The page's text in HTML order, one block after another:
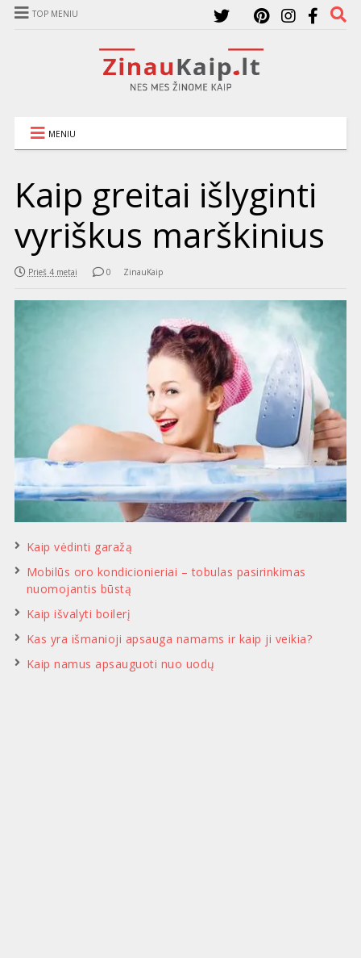
TOP MENIU
MENIU
Kaip greitai išlyginti
vyriškus marškinius
Prieš 4 metai 0 ZinauKaip
Kaip vėdinti garažą
Mobilūs oro kondicionieriai – tobulas pasirinkimas
nuomojantis būstą
Kaip išvalyti boilerį
Kas yra išmanioji apsauga namams ir kaip ji veikia?
Kaip namus apsauguoti nuo uodų